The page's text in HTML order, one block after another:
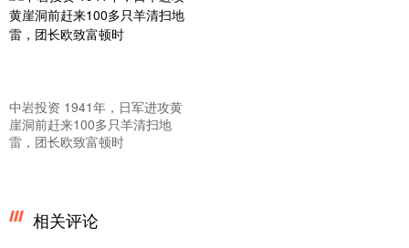
中岩投资 1941年，日军进攻黄
崖洞前赶来100多只羊清扫地
雷，团长欧致富顿时
相关评论